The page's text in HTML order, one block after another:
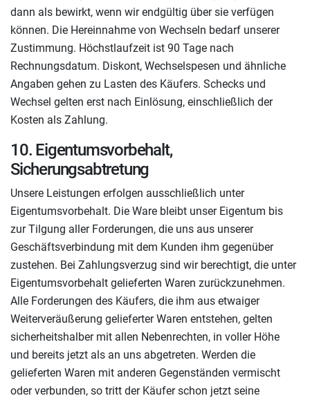
dann als bewirkt, wenn wir endgültig über sie verfügen
können. Die Hereinnahme von Wechseln bedarf unserer
Zustimmung. Höchstlaufzeit ist 90 Tage nach
Rechnungsdatum. Diskont, Wechselspesen und ähnliche
Angaben gehen zu Lasten des Käufers. Schecks und
Wechsel gelten erst nach Einlösung, einschließlich der
Kosten als Zahlung.
10. Eigentumsvorbehalt,
Sicherungsabtretung
Unsere Leistungen erfolgen ausschließlich unter
Eigentumsvorbehalt. Die Ware bleibt unser Eigentum bis
zur Tilgung aller Forderungen, die uns aus unserer
Geschäftsverbindung mit dem Kunden ihm gegenüber
zustehen. Bei Zahlungsverzug sind wir berechtigt, die unter
Eigentumsvorbehalt gelieferten Waren zurückzunehmen.
Alle Forderungen des Käufers, die ihm aus etwaiger
Weiterveräußerung gelieferter Waren entstehen, gelten
sicherheitshalber mit allen Nebenrechten, in voller Höhe
und bereits jetzt als an uns abgetreten. Werden die
gelieferten Waren mit anderen Gegenständen vermischt
oder verbunden, so tritt der Käufer schon jetzt seine